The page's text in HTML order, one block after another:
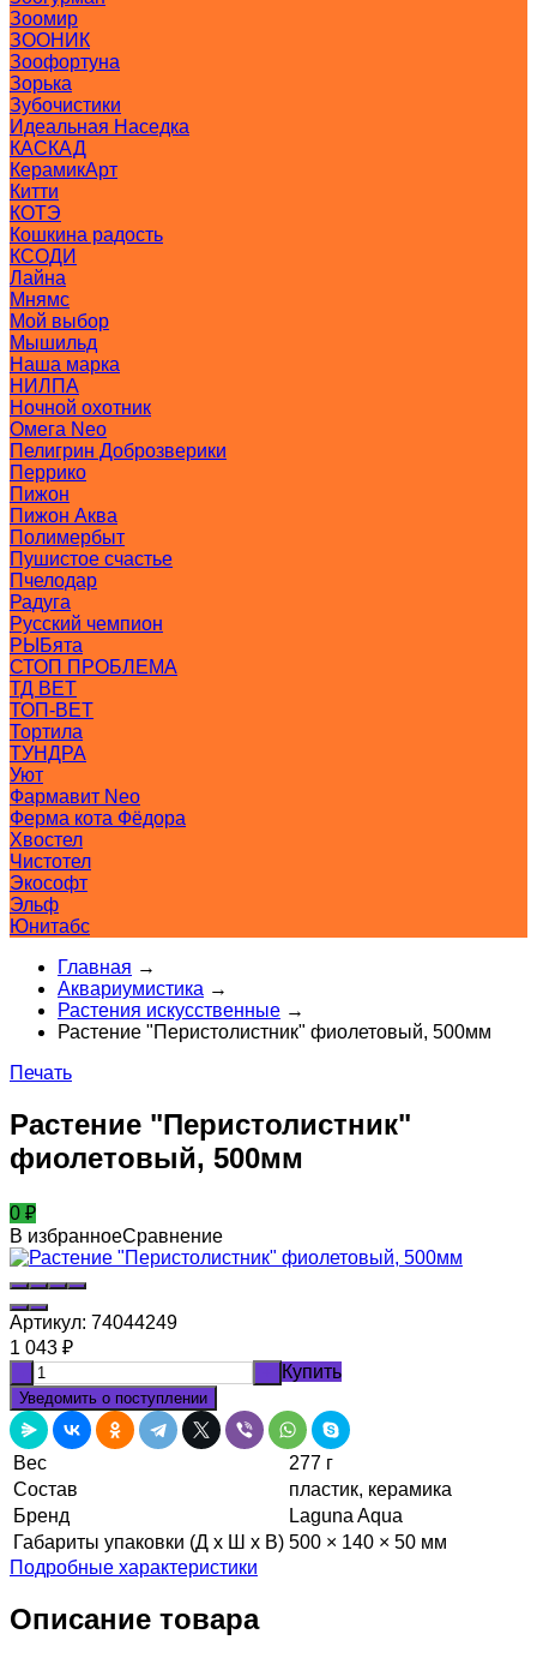
Зоомир
ЗООНИК
Зоофортуна
Зорька
Зубочистики
Идеальная Наседка
КАСКАД
КерамикАрт
Китти
КОТЭ
Кошкина радость
КСОДИ
Лайна
Мнямс
Мой выбор
Мышильд
Наша марка
НИЛПА
Ночной охотник
Омега Neo
Пелигрин Доброзверики
Перрико
Пижон
Пижон Аква
Полимербыт
Пушистое счастье
Пчелодар
Радуга
Русский чемпион
РЫБята
СТОП ПРОБЛЕМА
ТД ВЕТ
ТОП-ВЕТ
Тортила
ТУНДРА
Уют
Фармавит Neo
Ферма кота Фёдора
Хвостел
Чистотел
Экософт
Эльф
Юнитабс
Главная →
Аквариумистика →
Растения искусственные →
Растение "Перистолистник" фиолетовый, 500мм
Печать
Растение "Перистолистник"
фиолетовый, 500мм
0 ₽
В избранноеСравнение
Артикул: 74044249
1 043 ₽
Купить
Уведомить о поступлении
Вес
277 г
Состав
пластик, керамика
Бренд
Laguna Aqua
Габариты упаковки (Д х Ш х В) 500 × 140 × 50 мм
Подробные характеристики
Описание товара